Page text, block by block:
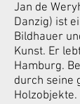
Jan de
Danzig) ist
Bildhauer
Kunst. Er
Hamburg.
durch seine
Holzobjekte.